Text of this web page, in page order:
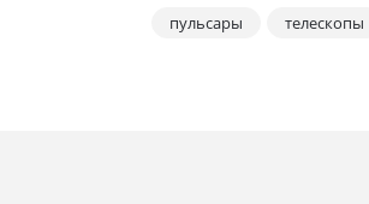
пульсары телескопы